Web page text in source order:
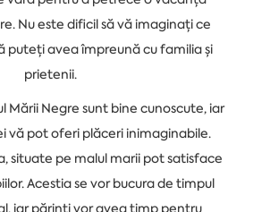
Nu este dificil să vă imaginați ce
puteți avea împreună cu familia și
prietenii.
Mării Negre sunt bine cunoscute, iar
vă pot oferi plăceri inimaginabile.
situate pe malul marii pot satisface
Acestia se vor bucura de timpul
iar părinți vor avea timp pentru